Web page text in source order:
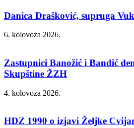
Danica Drašković, supruga
6. kolovoza 2026.
Zastupnici Banožić i Bandić
Skupštine ŽZH
4. kolovoza 2026.
HDZ 1990 o izjavi Željke